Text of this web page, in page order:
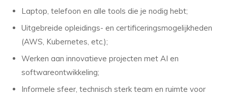
Laptop, telefoon en alle tools die je nodig hebt;
Uitgebreide opleidings- en certificeringsmogelijkheden
(AWS, Kubernetes, etc.);
Werken aan innovatieve projecten met AI en
softwareontwikkeling;
Informele sfeer, technisch sterk team en ruimte voor